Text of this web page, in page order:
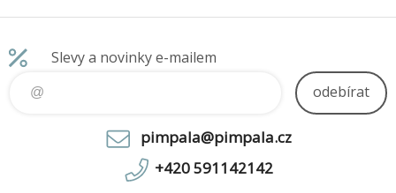
HS-I U1 / Class
Slevy a novinky e-mailem
odebírat
pimpala@pimpala.cz
+420 591142142